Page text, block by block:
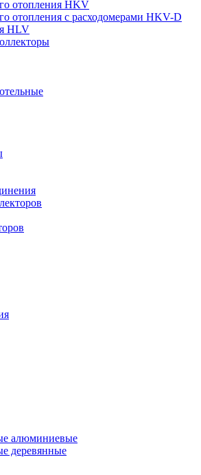
отопления HKV
отопления с расходомерами HKV-D
HLV
алюминиевые
деревянные